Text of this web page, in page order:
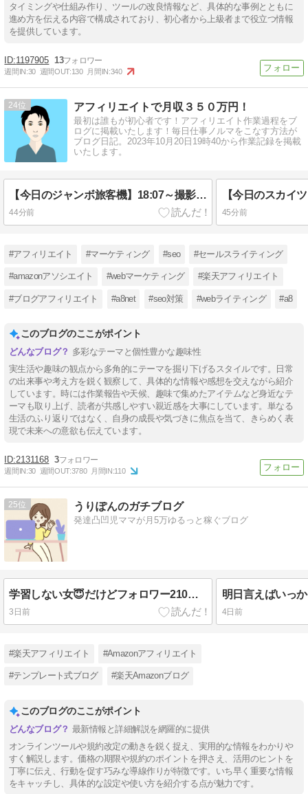
タイミングや仕組み作り、ツールの改良情報など、具体的な事例とともに
進め方を伝える内容で構成されており、初心者から上級者まで役立つ情報
を提供しています。
1197905 13
週間IN:30 週間OUT:130 月間IN:340
24 アフィリエイトで月収３５０万円！
最初は誰もが初心者です！アフィリエイト作業過程をブ
ログに掲載いたします！毎日仕事ノルマをこなす方法が
ブログ日記。2023年10月20日19時40から作業記録を掲載
いたします。
【今日のジャンボ旅客機】18:07～撮影（5機）
44分前 45分前
#アフィリエイト #マーケティング #seo #セールスライティング
#amazonアソシエイト #webマーケティング #楽天アフィリエイト
#ブログアフィリエイト #a8net #seo対策 #webライティング #a8
このブログのここがポイント
多彩なテーマと個性豊かな趣味性
実生活や趣味の観点から多角的にテーマを掘り下げるスタイルです。日常
の出来事や考え方を鋭く観察して、具体的な情報や感想を交えながら紹介
しています。時には作業報告や天候、趣味で集めたアイテムなど身近なテ
ーマも取り上げ、読者が共感しやすい親近感を大事にしています。単なる
生活のふり返りではなく、自身の成長や気づきに焦点を当て、きらめく表
現で未来への意欲も伝えています。
2131168 3
週間IN:30 週間OUT:3780 月間IN:110
25 うりぽんのガチブログ
発達凸凹児ママが月5万ゆるっと稼ぐブログ
学習しない女😇だけどフォロワー210→420人！！
3日前 4日前
#楽天アフィリエイト #Amazonアフィリエイト
#テンプレート式ブログ #楽天Amazonブログ
このブログのここがポイント
最新情報と詳細解説を網羅的に提供
オンラインツールや規約改定の動きを鋭く捉え、実用的な情報をわかりや
すく解説します。価格の期限や規約のポイントを押さえ、活用のヒントを
丁寧に伝え、行動を促す巧みな導線作りが特徴です。いち早く重要な情報
をキャッチし、具体的な設定や使い方を紹介する点が魅力です。